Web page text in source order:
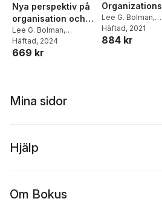
Nya perspektiv på
organisation och
ledarskap
Lee G. Bolman,
Terrence E. Deal
Häftad, 2024
669 kr
Organizations
Lee G. Bolman,
Terrence E. Deal
Häftad, 2021
884 kr
Mina sidor
Hjälp
Om Bokus